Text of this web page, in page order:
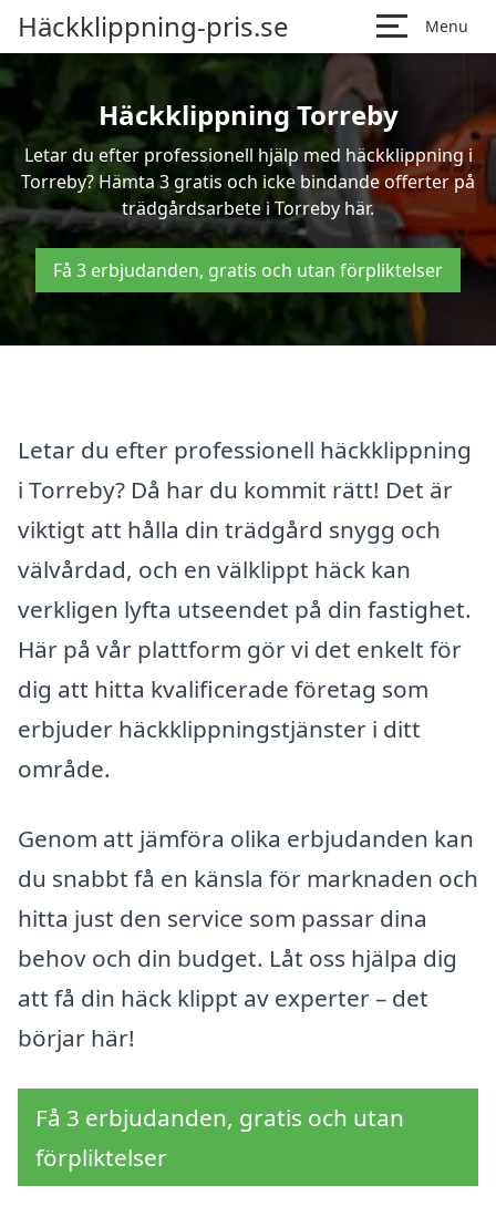
Häckklippning-pris.se Menu
Häckklippning Torreby
Letar du efter professionell hjälp med häckklippning i
Torreby? Hämta 3 gratis och icke bindande offerter på
trädgårdsarbete i Torreby här.
Få 3 erbjudanden, gratis och utan förpliktelser
Letar du efter professionell häckklippning
i Torreby? Då har du kommit rätt! Det är
viktigt att hålla din trädgård snygg och
välvårdad, och en välklippt häck kan
verkligen lyfta utseendet på din fastighet.
Här på vår plattform gör vi det enkelt för
dig att hitta kvalificerade företag som
erbjuder häckklippningstjänster i ditt
område.
Genom att jämföra olika erbjudanden kan
du snabbt få en känsla för marknaden och
hitta just den service som passar dina
behov och din budget. Låt oss hjälpa dig
att få din häck klippt av experter – det
börjar här!
Få 3 erbjudanden, gratis och utan
förpliktelser